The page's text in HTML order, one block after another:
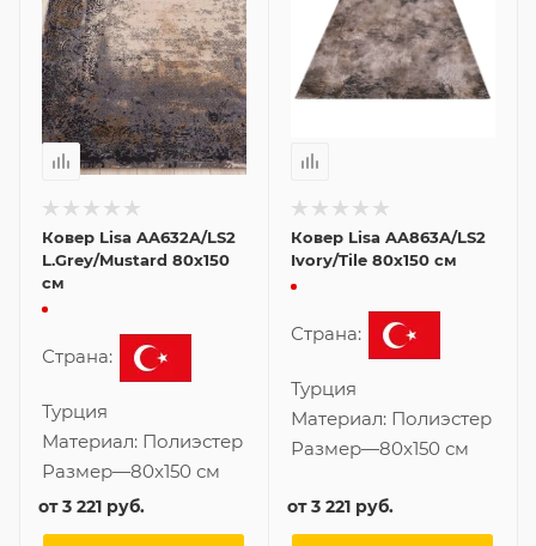
Ковер Lisa AA632A/LS2
L.Grey/Mustard 80x150
см
Страна:
Турция
Материал: Полиэстер
Размер—80x150 см
от3 221 руб.
Ковер Lisa AA863A/LS2
Ivory/Tile 80x150 см
Страна:
Турция
Материал: Полиэстер
Размер—80x150 см
от3 221 руб.